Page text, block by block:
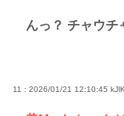
んっ？ チャウチ
11 : 2026/01/21 12:10:45